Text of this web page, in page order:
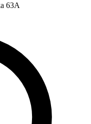
63A